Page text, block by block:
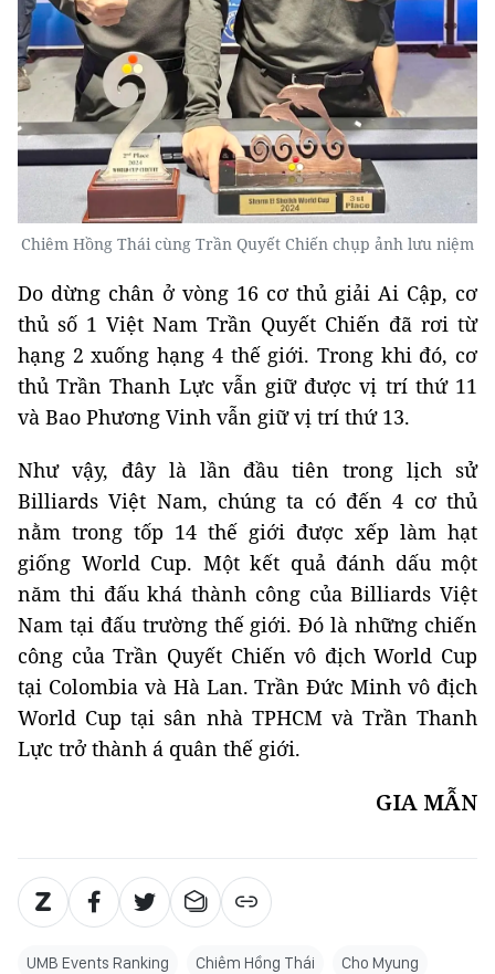
Chiêm Hồng Thái cùng Trần Quyết Chiến chụp ảnh lưu niệm
Do dừng chân ở vòng 16 cơ thủ giải Ai Cập, cơ
thủ số 1 Việt Nam Trần Quyết Chiến đã rơi từ
hạng 2 xuống hạng 4 thế giới. Trong khi đó, cơ
thủ Trần Thanh Lực vẫn giữ được vị trí thứ 11
và Bao Phương Vinh vẫn giữ vị trí thứ 13.
Như vậy, đây là lần đầu tiên trong lịch sử
Billiards Việt Nam, chúng ta có đến 4 cơ thủ
nằm trong tốp 14 thế giới được xếp làm hạt
giống World Cup. Một kết quả đánh dấu một
năm thi đấu khá thành công của Billiards Việt
Nam tại đấu trường thế giới. Đó là những chiến
công của Trần Quyết Chiến vô địch World Cup
tại Colombia và Hà Lan. Trần Đức Minh vô địch
World Cup tại sân nhà TPHCM và Trần Thanh
Lực trở thành á quân thế giới.
GIA MẪN
UMB Events Ranking Chiêm Hồng Thái Cho Myung